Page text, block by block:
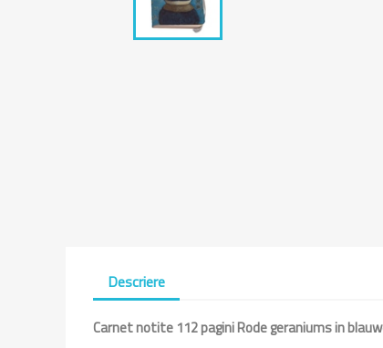
Descriere
Carnet notite 112 pagini Rode geraniums in